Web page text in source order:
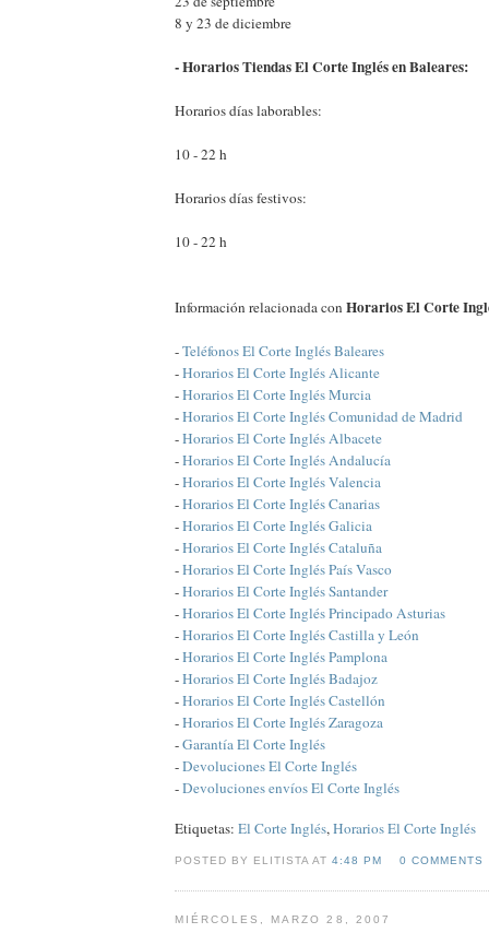
8 y 23 de diciembre
- Horarios Tiendas El Corte Inglés en Baleares:
Horarios días laborables:
10 - 22 h
Horarios días festivos:
10 - 22 h
Información relacionada con Horarios El Corte
-Teléfonos El Corte Inglés Baleares
-Horarios El Corte Inglés Alicante
-Horarios El Corte Inglés Murcia
-Horarios El Corte Inglés Comunidad de Madrid
-Horarios El Corte Inglés Albacete
-Horarios El Corte Inglés Andalucía
-Horarios El Corte Inglés Valencia
-Horarios El Corte Inglés Canarias
-Horarios El Corte Inglés Galicia
-Horarios El Corte Inglés Cataluña
-Horarios El Corte Inglés País Vasco
-Horarios El Corte Inglés Santander
-Horarios El Corte Inglés Principado Asturias
-Horarios El Corte Inglés Castilla y León
-Horarios El Corte Inglés Pamplona
-Horarios El Corte Inglés Badajoz
-Horarios El Corte Inglés Castellón
-Horarios El Corte Inglés Zaragoza
-Garantía El Corte Inglés
-Devoluciones El Corte Inglés
-Devoluciones envíos El Corte Inglés
Etiquetas: El Corte Inglés,Horarios El Corte Inglés
POSTED BY ELITISTA AT4:48 PM 0 COMMENTS
MIÉRCOLES, MARZO 28, 2007